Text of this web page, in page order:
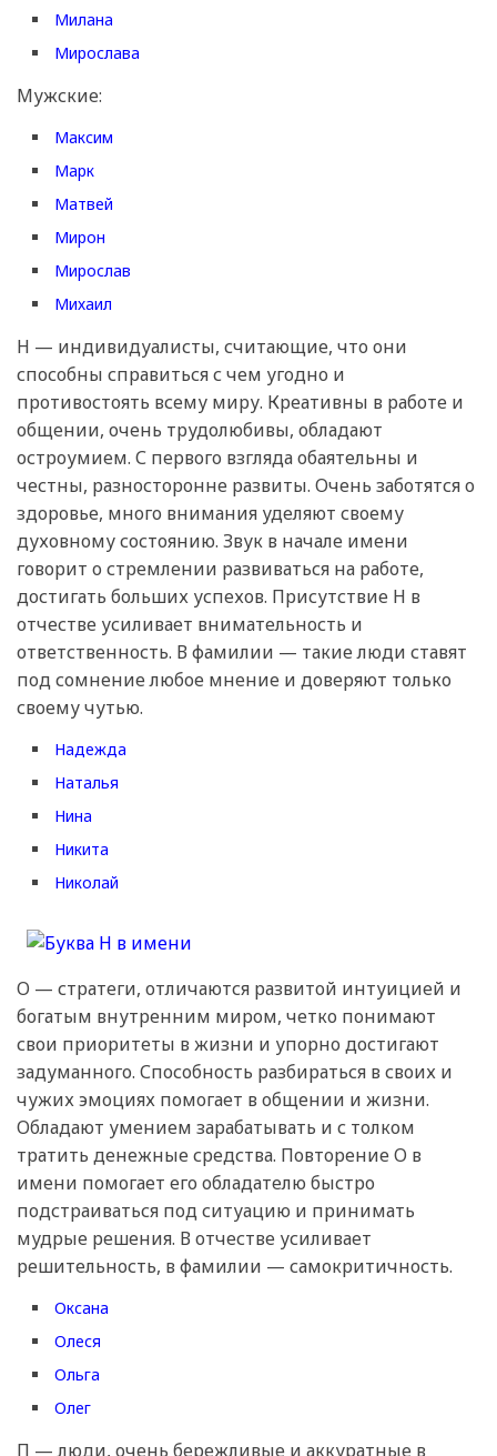
Милана
Мирослава
Мужские:
Максим
Марк
Матвей
Мирон
Мирослав
Михаил
Н — индивидуалисты, считающие, что они
способны справиться с чем угодно и
противостоять всему миру. Креативны в работе и
общении, очень трудолюбивы, обладают
остроумием. С первого взгляда обаятельны и
честны, разносторонне развиты. Очень заботятся о
здоровье, много внимания уделяют своему
духовному состоянию. Звук в начале имени
говорит о стремлении развиваться на работе,
достигать больших успехов. Присутствие Н в
отчестве усиливает внимательность и
ответственность. В фамилии — такие люди ставят
под сомнение любое мнение и доверяют только
своему чутью.
Надежда
Наталья
Нина
Никита
Николай
О — стратеги, отличаются развитой интуицией и
богатым внутренним миром, четко понимают
свои приоритеты в жизни и упорно достигают
задуманного. Способность разбираться в своих и
чужих эмоциях помогает в общении и жизни.
Обладают умением зарабатывать и с толком
тратить денежные средства. Повторение О в
имени помогает его обладателю быстро
подстраиваться под ситуацию и принимать
мудрые решения. В отчестве усиливает
решительность, в фамилии — самокритичность.
Оксана
Олеся
Ольга
Олег
П — люди, очень бережливые и аккуратные в